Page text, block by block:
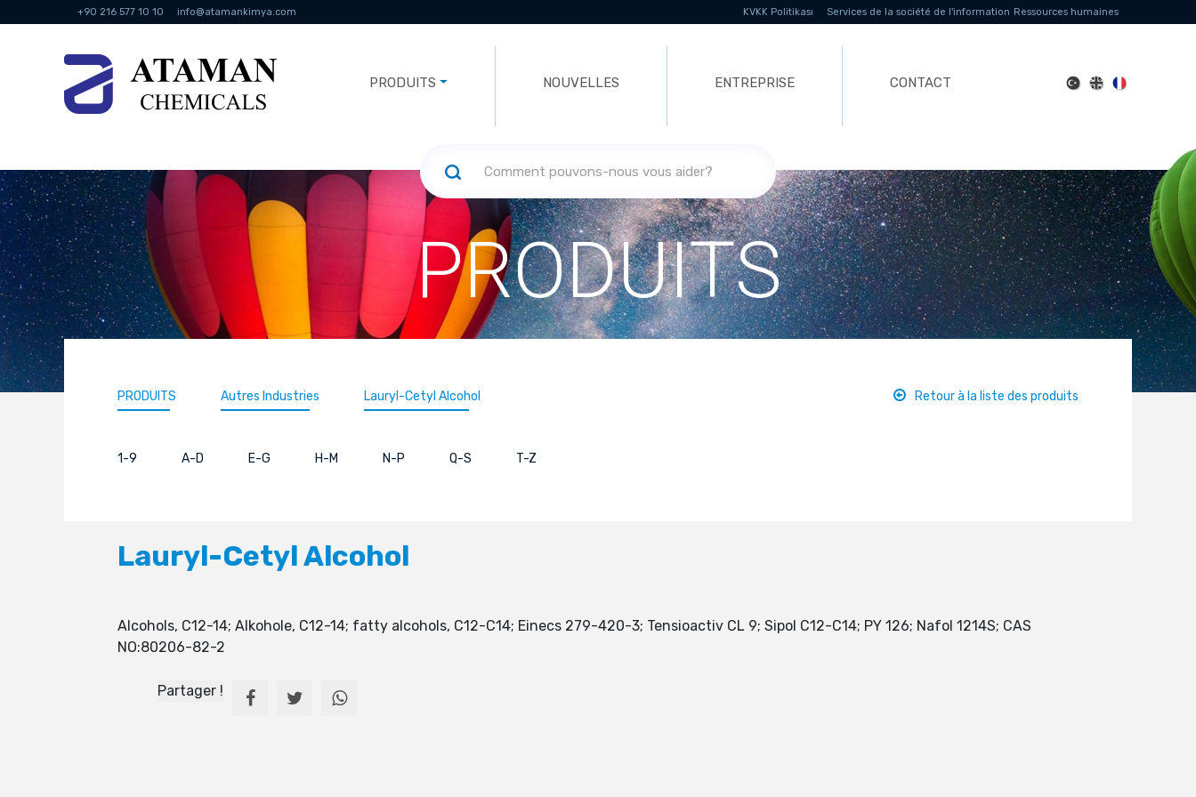
+90 216 577 10 10 info@atamankimya.com KVKK Politikası Services de la société de l'information Ressources humaines
PRODUITS NOUVELLES ENTREPRISE CONTACT
PRODUITS
PRODUITS Autres Industries Lauryl-Cetyl Alcohol Retour à la liste des produits
1-9 A-D E-G H-M N-P Q-S T-Z
Lauryl-Cetyl Alcohol
Alcohols, C12-14; Alkohole, C12-14; fatty alcohols, C12-C14; Einecs 279-420-3; Tensioactiv CL 9; Sipol C12-C14; PY 126; Nafol 1214S; CAS
NO:80206-82-2
Partager !